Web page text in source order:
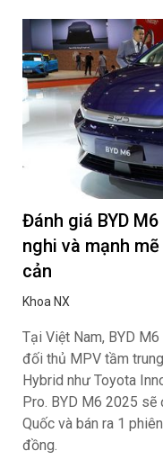
Đánh giá BYD
nghi và mạnh
cản
Khoa NX
Tại Việt Nam, BYD
đối thủ MPV tầm
Hybrid như Toyota
Pro. BYD M6 2025
Quốc và bán ra 1
đồng.